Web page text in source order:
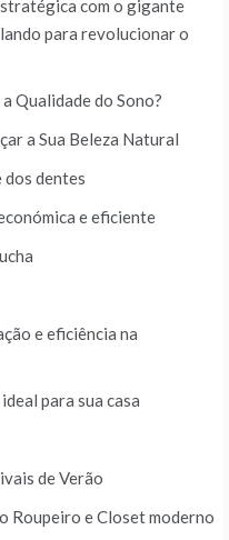
com o gigante
para revolucionar o
Qualidade do Sono?
a Sua Beleza Natural
dos dentes
e eficiente
e eficiência na
para sua casa
de Verão
Roupeiro e Closet moderno